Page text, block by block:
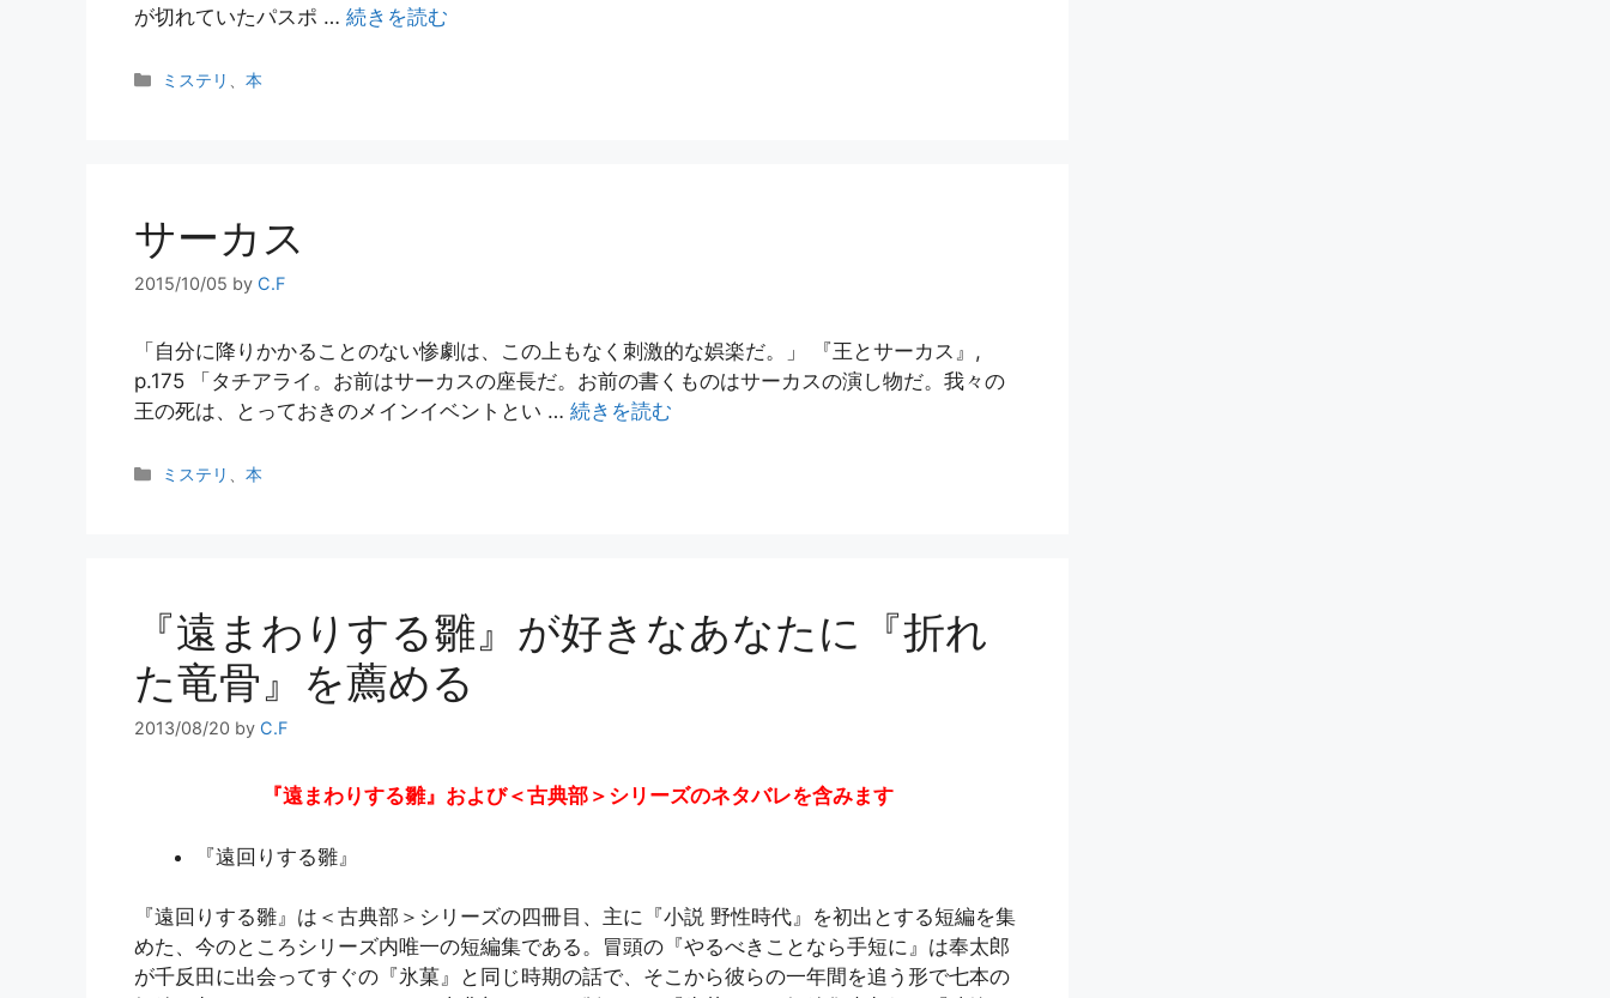
が切れていたパスポ … 続きを読む
カ
ミステリ 、本
サーカス
2015/10/05 by C.F
「自分に降りかかることのない惨劇は、この上もなく刺激的な娯楽だ。」 『王とサーカス』,
p.175 「タチアライ。お前はサーカスの座長だ。お前の書くものはサーカスの演し物だ。我々の
王の死は、とっておきのメインイベントとい … 続きを読む
カ
ミステリ 、本
『遠まわりする雛』が好きなあなたに『折れ
た竜骨』を薦める
2013/08/20 by C.F
『遠まわりする雛』および＜古典部＞シリーズのネタバレを含みます
『遠回りする雛』
『遠回りする雛』は＜古典部＞シリーズの四冊目、主に『小説 野性時代』を初出とする短編を集
めた、今のところシリーズ内唯一の短編集である。冒頭の『やるべきことなら手短に』は奉太郎
が千反田に出会ってすぐの『氷菓』と同じ時期の話で、そこから彼らの一年間を追う形で七本の